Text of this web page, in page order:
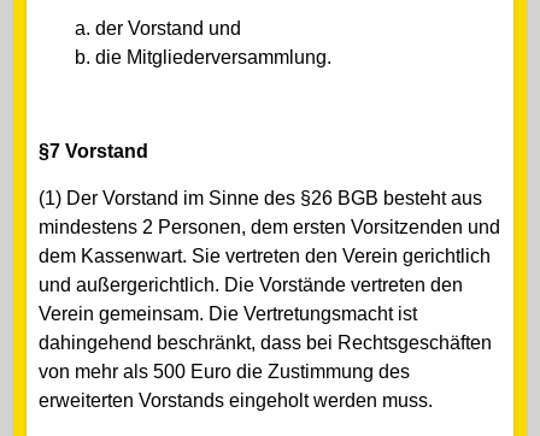
a. der Vorstand und
b. die Mitgliederversammlung.
§7 Vorstand
(1) Der Vorstand im Sinne des §26 BGB besteht aus
mindestens 2 Personen, dem ersten Vorsitzenden und
dem Kassenwart. Sie vertreten den Verein gerichtlich
und außergerichtlich. Die Vorstände vertreten den
Verein gemeinsam. Die Vertretungsmacht ist
dahingehend beschränkt, dass bei Rechtsgeschäften
von mehr als 500 Euro die Zustimmung des
erweiterten Vorstands eingeholt werden muss.